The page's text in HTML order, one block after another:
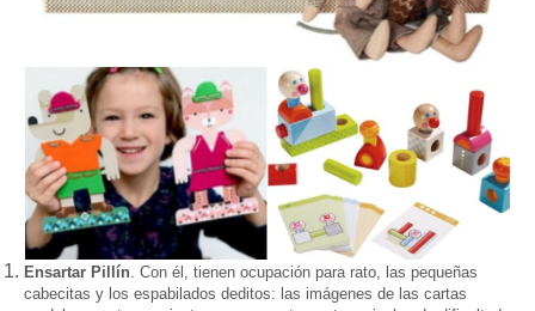
Ensartar Pillín . Con é l, tienen ocupación para rato, las pequeñas
cabecitas y los espabilados deditos: las imágenes de las cartas